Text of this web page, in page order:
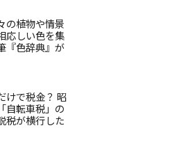
の植物や情景
応しい色を集
『色辞典』が
けで税金？ 昭
自転車税」の
税が横行した